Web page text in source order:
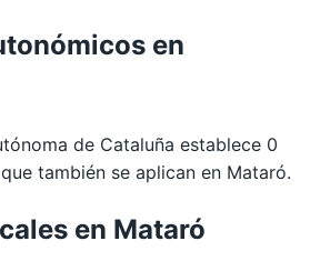
en
de Cataluña establece 0
también se aplican en Mataró.
en Mataró